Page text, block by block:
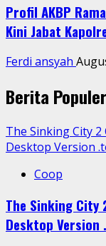
Profil AKBP
Kini Jabat
Ferdi ansyah
Berita Populer
The Sinking City 2
Desktop Version
Coop
The Sinking City
Desktop